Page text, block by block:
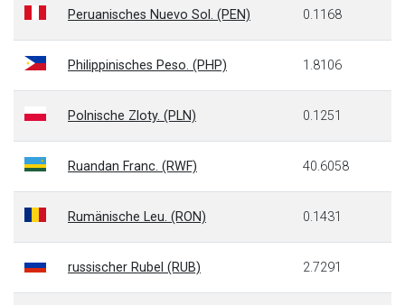
Peruanisches Nuevo Sol. (PEN) 0.1168
Philippinisches Peso. (PHP) 1.8106
Polnische Zloty. (PLN) 0.1251
Ruandan Franc. (RWF) 40.6058
Rumänische Leu. (RON) 0.1431
russischer Rubel (RUB) 2.7291